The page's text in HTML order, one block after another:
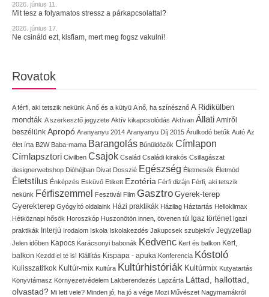
2026. június 11.
Mit tesz a folyamatos stressz a párkapcsolattal?
2026. június 17.
Ne csináld ezt, kisfiam, mert meg fogsz vakulni!
Rovatok
A férfi, aki tetszik nekünk A nő és a kütyü A nő, ha színésznő A Ridikülben
mondták A szerkesztő jegyzete Aktív kikapcsolódás Aktívan Állati Amiről
beszélünk Apropó Aranyanyu 2014 Aranyanyu Díj 2015 Árulkodó betűk Autó Az
élet írta B2W Baba-mama Barangolás Bűnüldözők Címlapon
Címlapsztori Civilben Csajok Család Családi kirakós Csillagászat
designerwebshop Dióhéjban Divat Dosszié Egészség Életmesék Életmód
Életstílus Énképzés Esküvő Etikett Ezotéria Férfi dizájn Férfi, aki tetszik
nekünk Férfiszemmel Fesztivál Film Gasztro Gyerek-terep
Gyerekterep Gyógyító oldalaink Házi praktikák Házilag Háztartás Helloklimax
Hétköznapi hősök Horoszkóp Huszonötön innen, ötvenen túl Igaz történet Igazi
praktikák Interjú Irodalom Iskola Iskolakezdés Jakupcsek szubjektív Jegyzetlap
Jelen időben Kapocs Karácsonyi babonák Kedvenc Kert és balkon Kert,
balkon Kezdd el te is! Kiállítás Kispapa - apuka Konferencia Kóstoló
Kulisszatitkok Kultúr-mix Kultúra Kultúrhistóriák Kultúrmix Kutyatartás
Könyvtámasz Környezetvédelem Lakberendezés Lapzárta Láttad, hallottad,
olvastad? Mi lett vele? Minden jó, ha jó a vége Mozi Művészet Nagymamákról